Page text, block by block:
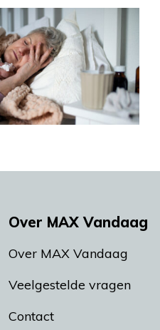
Over MAX Vandaag
Over MAX Vandaag
Veelgestelde vragen
Contact